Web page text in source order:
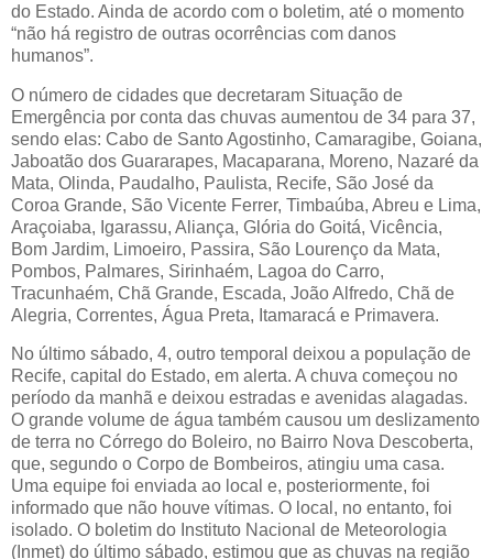
do Estado. Ainda de acordo com o boletim, até o momento
“não há registro de outras ocorrências com danos
humanos”.
O número de cidades que decretaram Situação de
Emergência por conta das chuvas aumentou de 34 para 37,
sendo elas: Cabo de Santo Agostinho, Camaragibe, Goiana,
Jaboatão dos Guararapes, Macaparana, Moreno, Nazaré da
Mata, Olinda, Paudalho, Paulista, Recife, São José da
Coroa Grande, São Vicente Ferrer, Timbaúba, Abreu e Lima,
Araçoiaba, Igarassu, Aliança, Glória do Goitá, Vicência,
Bom Jardim, Limoeiro, Passira, São Lourenço da Mata,
Pombos, Palmares, Sirinhaém, Lagoa do Carro,
Tracunhaém, Chã Grande, Escada, João Alfredo, Chã de
Alegria, Correntes, Água Preta, Itamaracá e Primavera.
No último sábado, 4, outro temporal deixou a população de
Recife, capital do Estado, em alerta. A chuva começou no
período da manhã e deixou estradas e avenidas alagadas.
O grande volume de água também causou um deslizamento
de terra no Córrego do Boleiro, no Bairro Nova Descoberta,
que, segundo o Corpo de Bombeiros, atingiu uma casa.
Uma equipe foi enviada ao local e, posteriormente, foi
informado que não houve vítimas. O local, no entanto, foi
isolado. O boletim do Instituto Nacional de Meteorologia
(Inmet) do último sábado, estimou que as chuvas na região